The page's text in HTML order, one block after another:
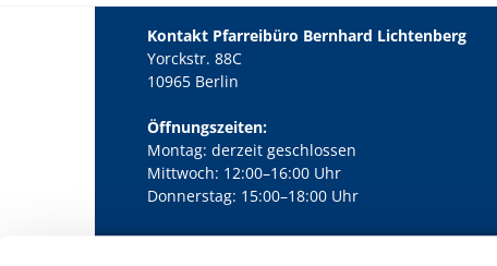
Kontakt Pfarreibüro Bernhard Lichtenberg
Yorckstr. 88C
10965 Berlin
Öffnungszeiten:
Montag: derzeit geschlossen
Mittwoch: 12:00–16:00 Uhr
Donnerstag: 15:00–18:00 Uhr